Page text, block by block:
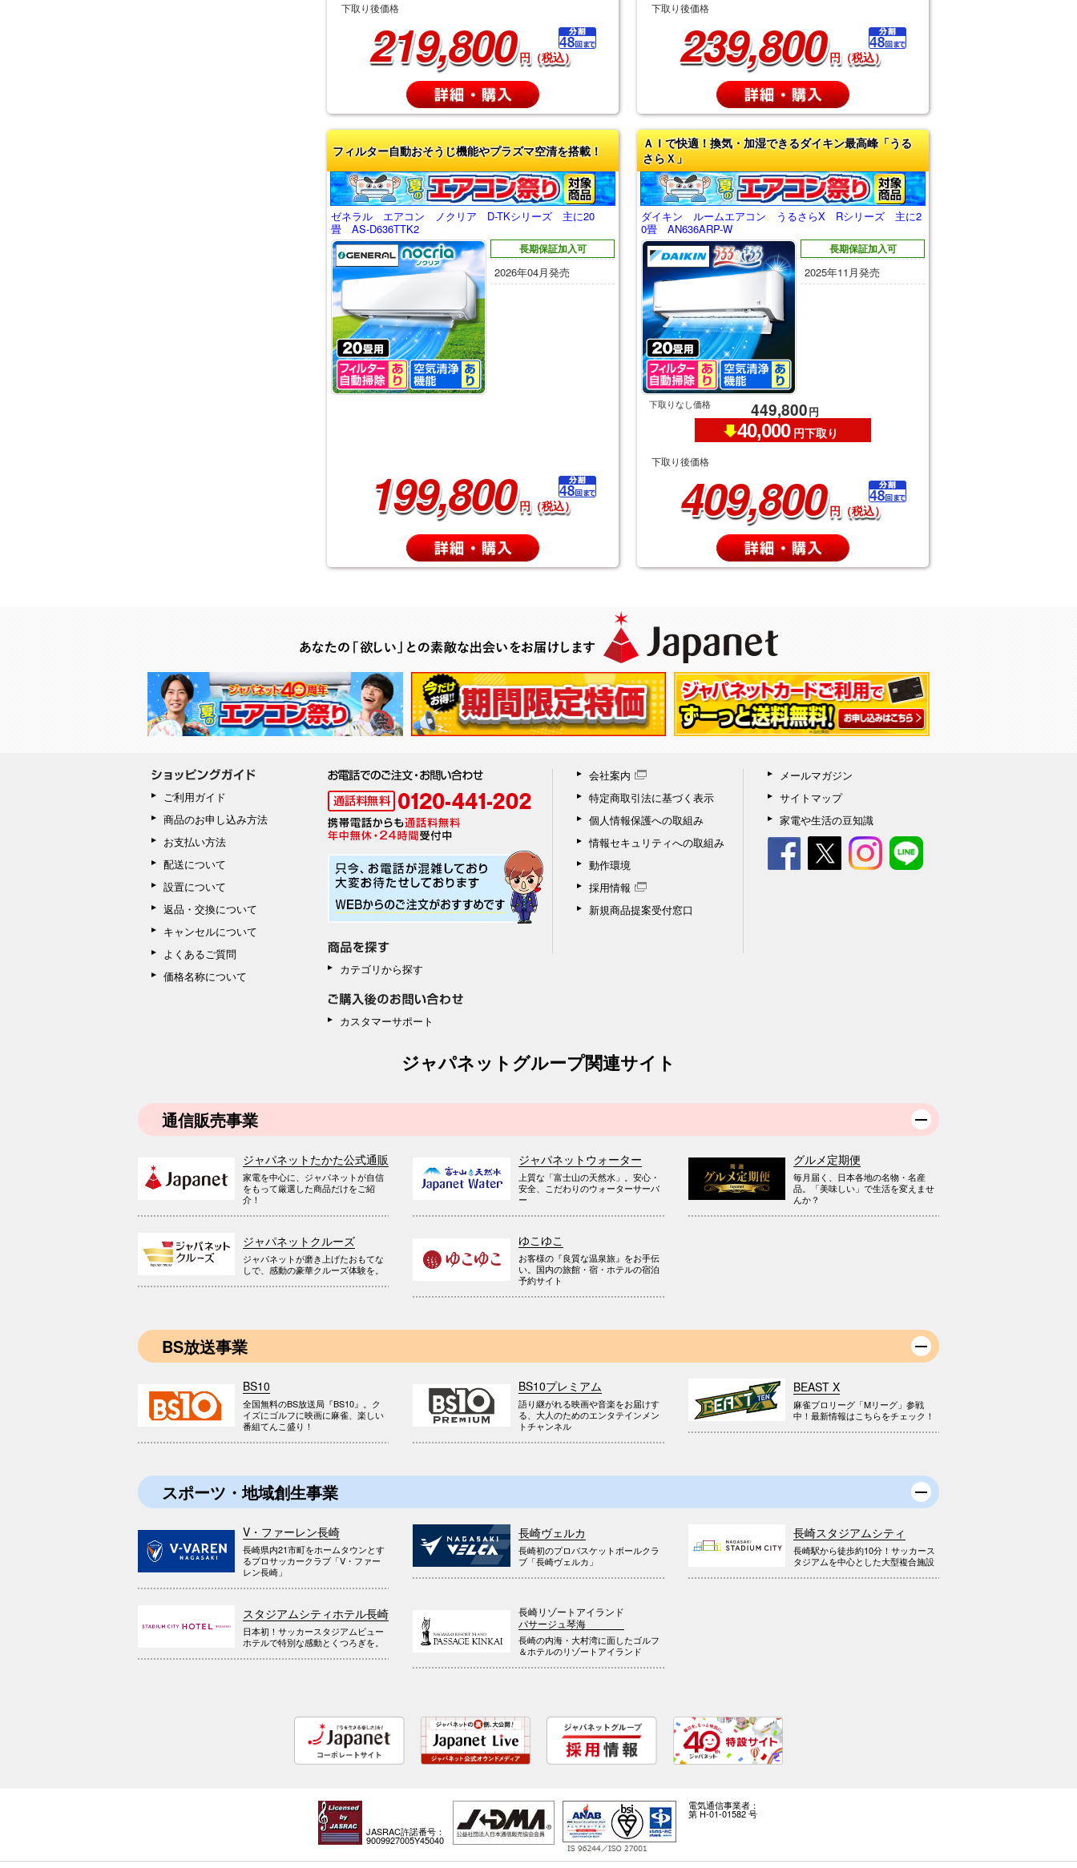
下取り後価格
219,800 円（税込）
下取り後価格
239,800 円（税込）
フィルター自動おそうじ機能やプラズマ空清を搭載！
ゼネラル エアコン ノクリア D-TKシリーズ 主に20
畳 AS-D636TTK2
長期保証加入可
2026年04月発売
199,800 円（税込）
ＡＩで快適！換気・加湿できるダイキン最高峰「うる
さらＸ」
ダイキン ルームエアコン うるさらX Rシリーズ 主に2
0畳 AN636ARP-W
長期保証加入可
2025年11月発売
下取りなし価格 449,800円
40,000 円下取り
下取り後価格
409,800 円（税込）
ご利用ガイド
商品のお申し込み方法
お支払い方法
配送について
設置について
返品・交換について
キャンセルについて
よくあるご質問
価格名称について
カテゴリから探す
カスタマーサポート
会社案内
特定商取引法に基づく表示
個人情報保護への取組み
情報セキュリティへの取組み
動作環境
採用情報
新規商品提案受付窓口
メールマガジン
サイトマップ
家電や生活の豆知識
ジャパネットグループ関連サイト
通信販売事業
ジャパネットたかた公式通販
家電を中心に、ジャパネットが自信
をもって厳選した商品だけをご紹
介！
ジャパネットウォーター
上質な「富士山の天然水」。安心・
安全、こだわりのウォーターサーバ
ー
グルメ定期便
毎月届く、日本各地の名物・名産
品。「美味しい」で生活を変えませ
んか？
ジャパネットクルーズ
ジャパネットが磨き上げたおもてな
しで、感動の豪華クルーズ体験を。
ゆこゆこ
お客様の『良質な温泉旅』をお手伝
い。国内の旅館・宿・ホテルの宿泊
予約サイト
BS放送事業
BS10
全国無料のBS放送局『BS10』。ク
イズにゴルフに映画に麻雀、楽しい
番組てんこ盛り！
BS10プレミアム
語り継がれる映画や音楽をお届けす
る、大人のためのエンタテインメン
トチャンネル
BEAST X
麻雀プロリーグ「Mリーグ」参戦
中！最新情報はこちらをチェック！
スポーツ・地域創生事業
V・ファーレン長崎
長崎県内21市町をホームタウンとす
るプロサッカークラブ「V・ファー
レン長崎」
長崎ヴェルカ
長崎初のプロバスケットボールクラ
ブ「長崎ヴェルカ」
長崎スタジアムシティ
長崎駅から徒歩約10分！サッカース
タジアムを中心とした大型複合施設
スタジアムシティホテル長崎
日本初！サッカースタジアムビュー
ホテルで特別な感動とくつろぎを。
長崎リゾートアイランド
パサージュ琴海
長崎の内海・大村湾に面したゴルフ
＆ホテルのリゾートアイランド
JASRAC許諾番号：
9009927005Y45040
電気通信事業者：
第 H-01-01582 号